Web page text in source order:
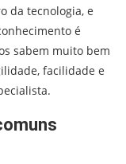
da tecnologia, e
é
sabem muito bem
facilidade e